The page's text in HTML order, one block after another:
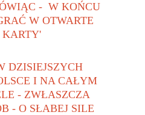
-  W KOŃCU
W OTWARTE
KARTY'
DZISIEJSZYCH
I NA CAŁYM
- ZWŁASZCZA
- O SŁABEJ SILE